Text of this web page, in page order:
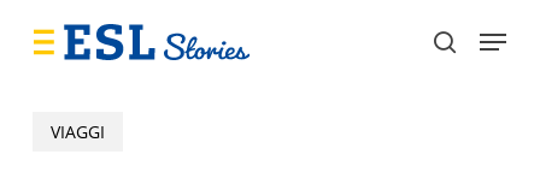
search
Menu
VIAGGI